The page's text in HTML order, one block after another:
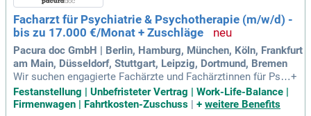
Freuen Sie sich auf einen sicheren Arbeitsplatz in einem mo
dernen, wertschätzenden Umfeld ohne KV-Dienste und Nach
tdienste. Nutzen Sie die Chance auf ein exzellentes Arbeitsk
lima und fördern Sie die ganzheitliche Versorgung unserer P
atienten.
Facharzt für Psychiatrie & Psychotherapie (m/w/d) -
bis zu 17.000 €/Monat + Zuschläge
Pacura doc GmbH | Berlin, Hamburg, München, Köln, Frankfurt
am Main, Düsseldorf, Stuttgart, Leipzig, Dortmund, Bremen
Wir suchen engagierte Fachärzte und Fachärztinnen für Psyc
hiatrie und Psychotherapie (m/w/d) in ganz Deutschland, ins
besondere in Städten wie Berlin, Hamburg und Frankfurt. Pr
+
Festanstellung | Unbefristeter Vertrag | Work-Life-Balance |
Firmenwagen | Fahrtkosten-Zuschuss
+ weitere Benefits